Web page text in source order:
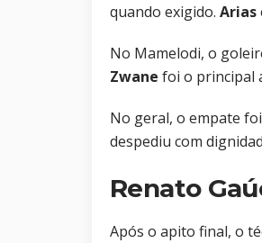
quando exigido. Arias
No Mamelodi, o
Zwane foi o principal
No geral, o empate
despediu com
Renato
Após o apito final, o